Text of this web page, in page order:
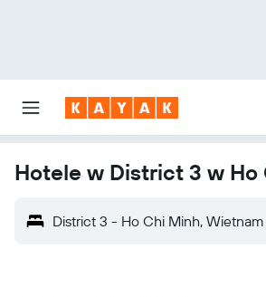
Hotele w District 3 w Ho
District 3 - Ho Chi Minh, Wietnam